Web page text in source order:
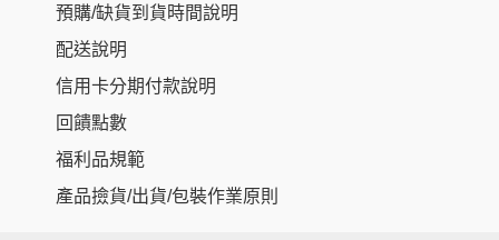
預購/缺貨到貨時間說明
配送說明
信用卡分期付款說明
回饋點數
福利品規範
產品撿貨/出貨/包裝作業原則
Item added to cart.